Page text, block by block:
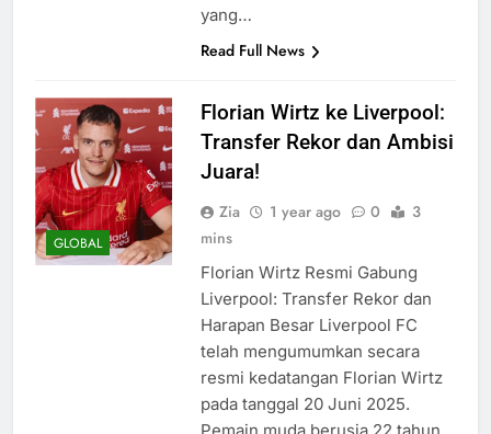
yang…
Read Full News
GLOBAL
Florian Wirtz ke Liverpool:
Transfer Rekor dan Ambisi
Juara!
Zia 1 year ago 0
3
mins
Florian Wirtz Resmi Gabung
Liverpool: Transfer Rekor dan
Harapan Besar Liverpool FC
telah mengumumkan secara
resmi kedatangan Florian Wirtz
pada tanggal 20 Juni 2025.